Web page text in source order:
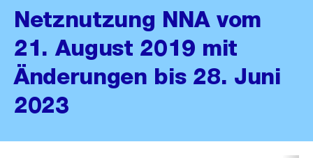
Netznutzung NNA vom
21. August 2019 mit
Änderungen bis 28. Juni
2023